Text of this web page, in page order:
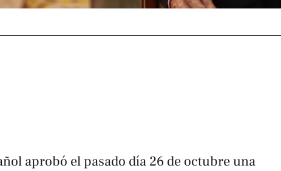
aprobó el pasado día 26 de octubre una